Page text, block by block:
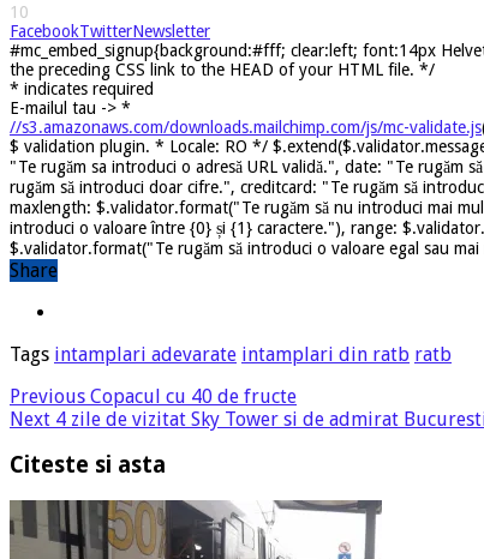
10
FacebookTwitterNewsletter
#mc_embed_signup{background:#fff; clear:left; font:14px
the preceding CSS link to the HEAD of your HTML file. */
* indicates required
E-mailul tau -> *
//s3.amazonaws.com/downloads.mailchimp.com/js/mc-validate.js
$ validation plugin. * Locale: RO */
"Te rugăm sa introduci o adresă URL validă.", date: "Te rugăm
rugăm să introduci doar cifre.", creditcard: "Te rugăm să
maxlength: $.validator.format("Te rugăm să nu introduci mai
introduci o valoare între {0} și {1} caractere."), range:
$.validator.format("Te rugăm să introduci o valoare egal sau
Share
Tags intamplari adevarate intamplari din ratb ratb
Previous Copacul cu 40 de fructe
Next 4 zile de vizitat Sky Tower si de admirat
Citeste si asta